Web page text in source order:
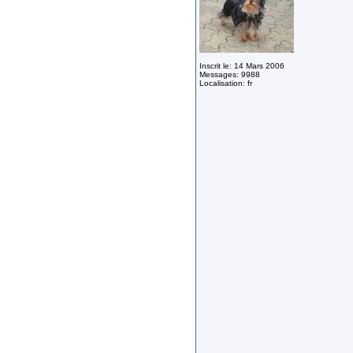
Inscrit le: 14 Mars 2006
Messages: 9988
Localisation: fr